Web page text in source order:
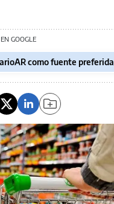
GOOGLE
como fuente preferida